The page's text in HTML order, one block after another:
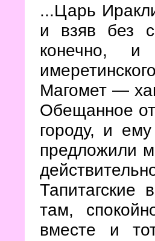
...Царь
и взяв без
конечно,
Магомет —
Обещанное от
городу, и
предложили
там,
вместе и